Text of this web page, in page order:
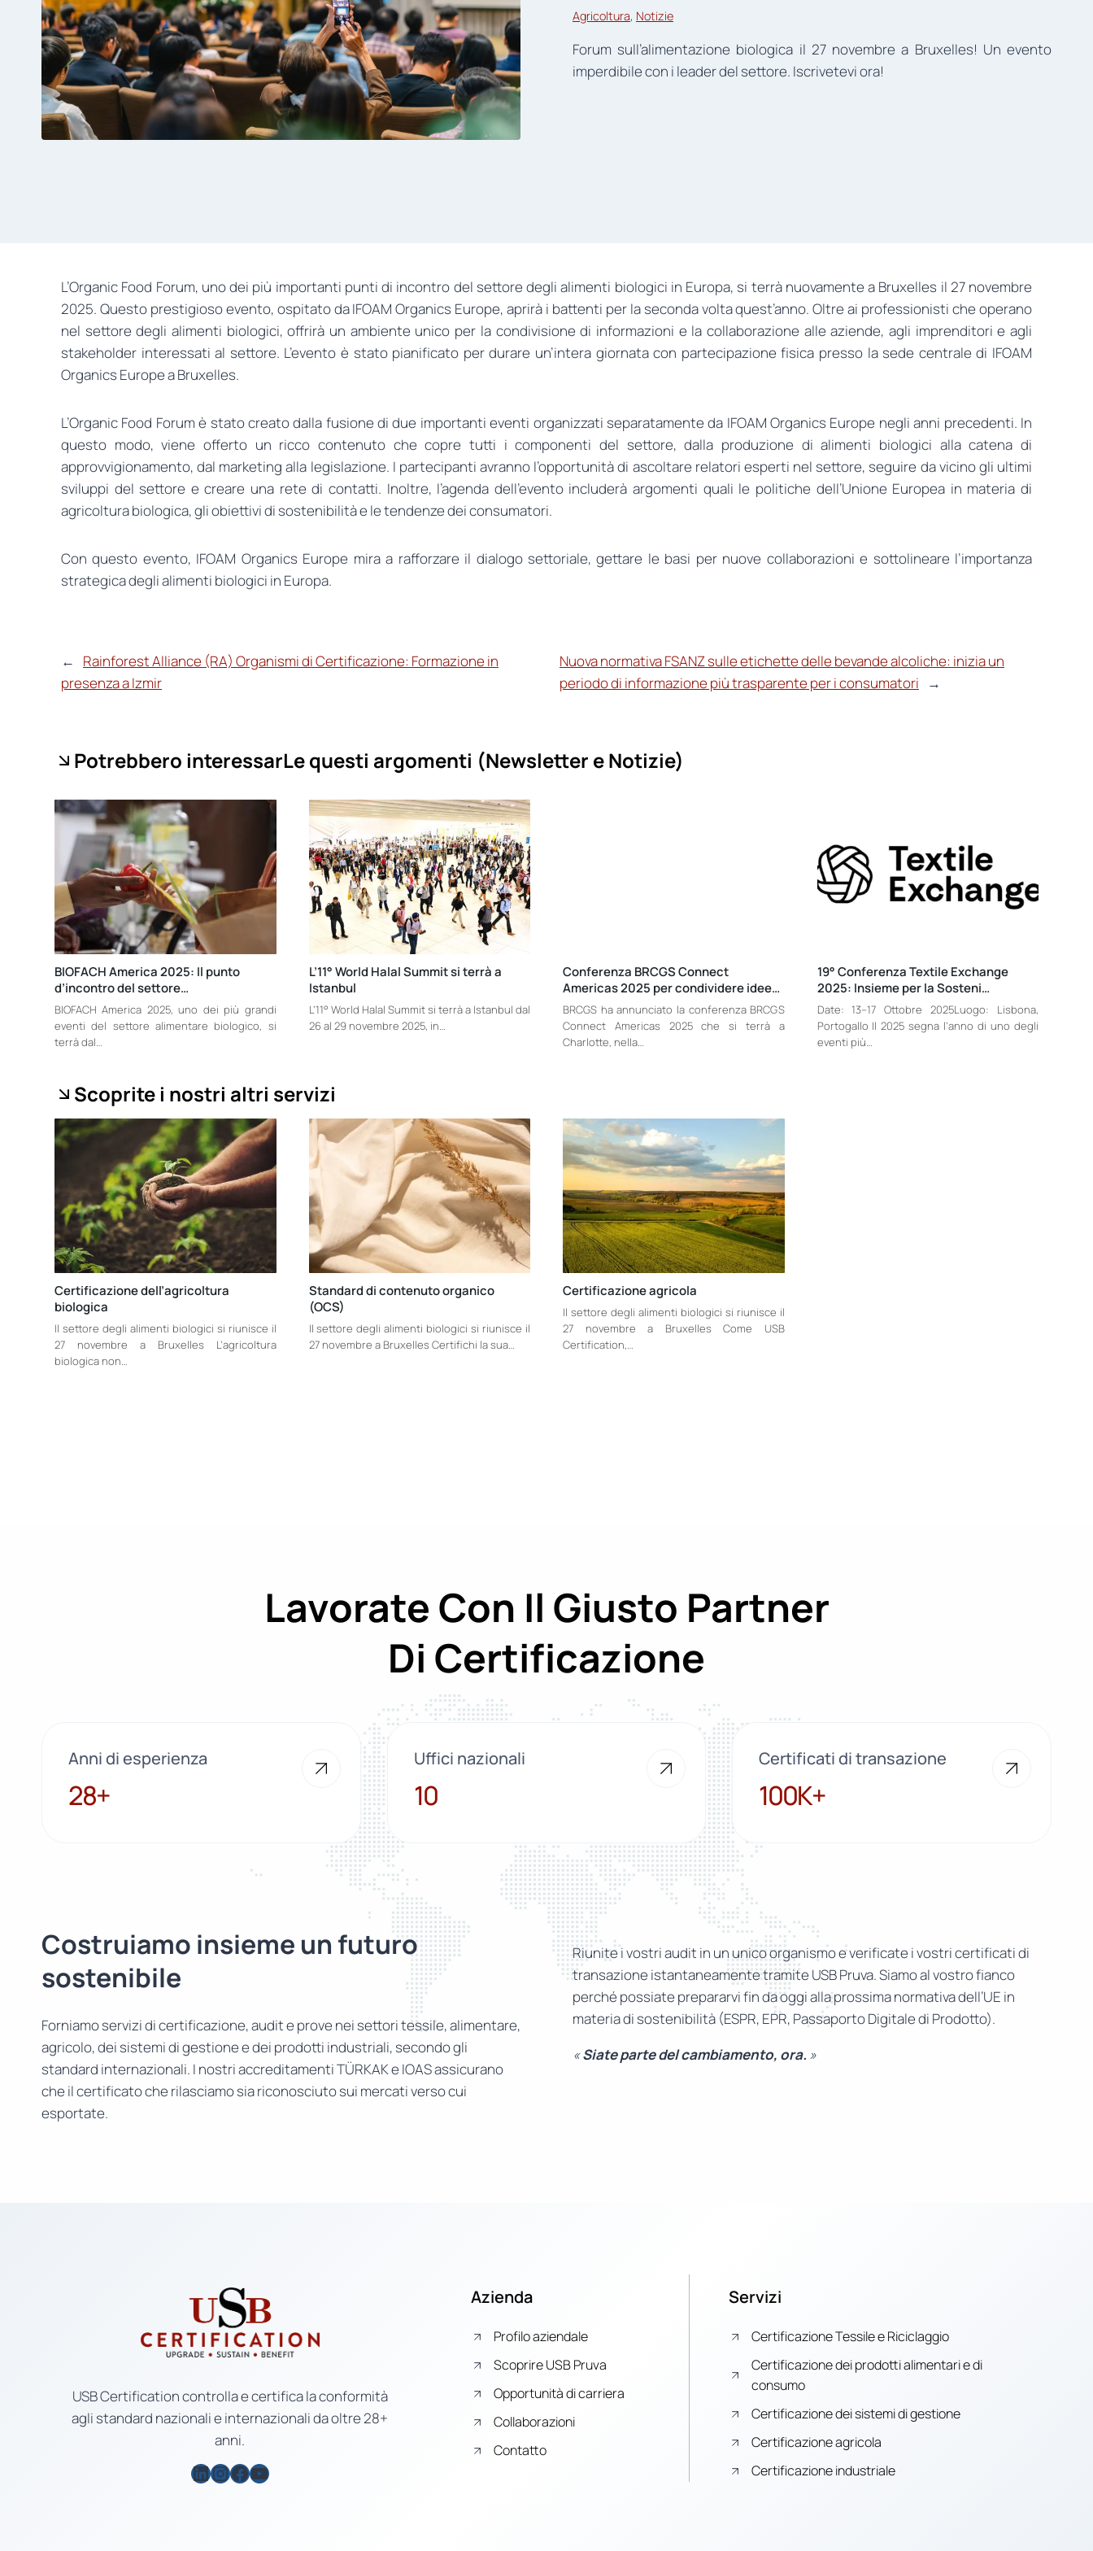
Agricoltura, Notizie
Forum sull’alimentazione biologica il 27 novembre a Bruxelles! Un evento
imperdibile con i leader del settore. Iscrivetevi ora!
L’Organic Food Forum, uno dei più importanti punti di incontro del settore degli alimenti biologici in Europa, si terrà nuovamente a Bruxelles il 27 novembre
2025. Questo prestigioso evento, ospitato da IFOAM Organics Europe, aprirà i battenti per la seconda volta quest’anno. Oltre ai professionisti che operano
nel settore degli alimenti biologici, offrirà un ambiente unico per la condivisione di informazioni e la collaborazione alle aziende, agli imprenditori e agli
stakeholder interessati al settore. L’evento è stato pianificato per durare un’intera giornata con partecipazione fisica presso la sede centrale di IFOAM
Organics Europe a Bruxelles.
L’Organic Food Forum è stato creato dalla fusione di due importanti eventi organizzati separatamente da IFOAM Organics Europe negli anni precedenti. In
questo modo, viene offerto un ricco contenuto che copre tutti i componenti del settore, dalla produzione di alimenti biologici alla catena di
approvvigionamento, dal marketing alla legislazione. I partecipanti avranno l’opportunità di ascoltare relatori esperti nel settore, seguire da vicino gli ultimi
sviluppi del settore e creare una rete di contatti. Inoltre, l’agenda dell’evento includerà argomenti quali le politiche dell’Unione Europea in materia di
agricoltura biologica, gli obiettivi di sostenibilità e le tendenze dei consumatori.
Con questo evento, IFOAM Organics Europe mira a rafforzare il dialogo settoriale, gettare le basi per nuove collaborazioni e sottolineare l’importanza
strategica degli alimenti biologici in Europa.
←
Rainforest Alliance (RA) Organismi di Certificazione: Formazione in
presenza a Izmir
Nuova normativa FSANZ sulle etichette delle bevande alcoliche: inizia un
periodo di informazione più trasparente per i consumatori
→
Potrebbero interessarLe questi argomenti (Newsletter e Notizie)
BIOFACH America 2025: Il punto
d’incontro del settore…
BIOFACH America 2025, uno dei più grandi
eventi del settore alimentare biologico, si
terrà dal…
L’11° World Halal Summit si terrà a
Istanbul
L’11° World Halal Summit si terrà a Istanbul dal
26 al 29 novembre 2025, in…
Conferenza BRCGS Connect
Americas 2025 per condividere idee…
BRCGS ha annunciato la conferenza BRCGS
Connect Americas 2025 che si terrà a
Charlotte, nella…
19° Conferenza Textile Exchange
2025: Insieme per la Sosteni…
Date: 13–17 Ottobre 2025Luogo: Lisbona,
Portogallo Il 2025 segna l’anno di uno degli
eventi più…
Scoprite i nostri altri servizi
Certificazione dell’agricoltura
biologica
Il settore degli alimenti biologici si riunisce il
27 novembre a Bruxelles L’agricoltura
biologica non…
Standard di contenuto organico
(OCS)
Il settore degli alimenti biologici si riunisce il
27 novembre a Bruxelles Certifichi la sua…
Certificazione agricola
Il settore degli alimenti biologici si riunisce il
27 novembre a Bruxelles Come USB
Certification,…
Lavorate Con Il Giusto Partner
Di Certificazione
Anni di esperienza
28+
28+
Uffici nazionali
10
10
Certificati di transazione
100K+
100K+
Costruiamo insieme un futuro
sostenibile
Forniamo servizi di certificazione, audit e prove nei settori tessile, alimentare,
agricolo, dei sistemi di gestione e dei prodotti industriali, secondo gli
standard internazionali. I nostri accreditamenti TÜRKAK e IOAS assicurano
che il certificato che rilasciamo sia riconosciuto sui mercati verso cui
esportate.
Riunite i vostri audit in un unico organismo e verificate i vostri certificati di
transazione istantaneamente tramite USB Pruva. Siamo al vostro fianco
perché possiate prepararvi fin da oggi alla prossima normativa dell’UE in
materia di sostenibilità (ESPR, EPR, Passaporto Digitale di Prodotto).
«Siate parte del cambiamento, ora. »
USB Certification controlla e certifica la conformità
agli standard nazionali e internazionali da oltre 28+
anni.
LinkedIn
Instagram
Facebook
YouTube
Azienda
Profilo aziendale
Scoprire USB Pruva
Opportunità di carriera
Collaborazioni
Contatto
Servizi
Certificazione Tessile e Riciclaggio
Certificazione dei prodotti alimentari e di
consumo
Certificazione dei sistemi di gestione
Certificazione agricola
Certificazione industriale